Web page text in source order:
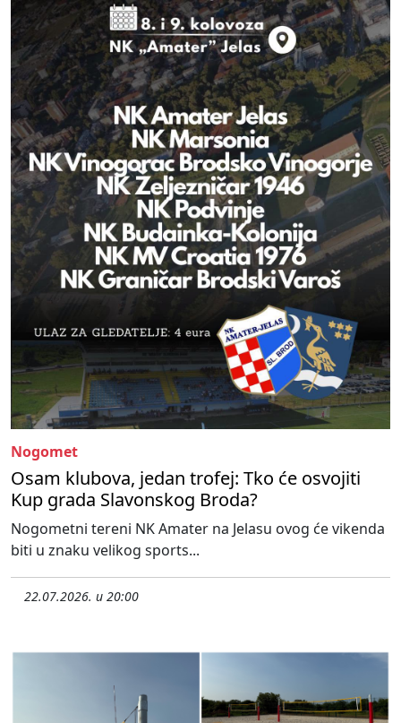
Nogomet
Osam klubova, jedan trofej: Tko će osvojiti
Kup grada Slavonskog Broda?
Nogometni tereni NK Amater na Jelasu ovog će vikenda
biti u znaku velikog sports...
22.07.2026. u 20:00